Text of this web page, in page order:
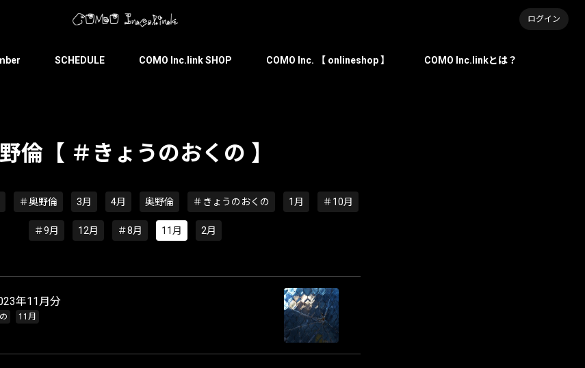
ログイン
SCHEDULE COMO Inc.link SHOP COMO Inc. 【 onlineshop 】 COMO Inc.linkとは？
倫【 ＃きょうのおくの 】
＃奥野倫 3月 4月 奥野倫 ＃きょうのおくの 1月 ＃10月
＃9月 12月 ＃8月 11月 2月
年11月分
11月